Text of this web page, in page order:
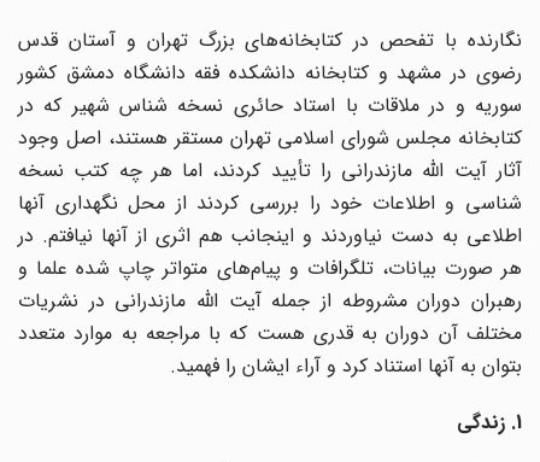
نگارنده با تفحص در کتابخانه‌های بزرگ تهران و آستان قدس
رضوی در مشهد و کتابخانه دانشکده فقه دانشگاه دمشق کشور
سوریه و در ملاقات با استاد حائری نسخه شناس شهیر که در
کتابخانه مجلس شورای اسلامی تهران مستقر هستند، اصل وجود
آثار آیت الله مازندرانی را تأیید کردند، اما هر چه کتب نسخه
شناسی و اطلاعات خود را بررسی کردند از محل نگهداری آنها
اطلاعی به دست نیاوردند و اینجانب هم اثری از آنها نیافتم. در
هر صورت بیانات، تلگرافات و پیام‌های متواتر چاپ شده علما و
رهبران دوران مشروطه از جمله آیت الله مازندرانی در نشریات
مختلف آن دوران به قدری هست که با مراجعه به موارد متعدد
بتوان به آنها استناد کرد و آراء ایشان را فهمید.